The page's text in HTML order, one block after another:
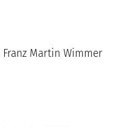
Martin Wimmer